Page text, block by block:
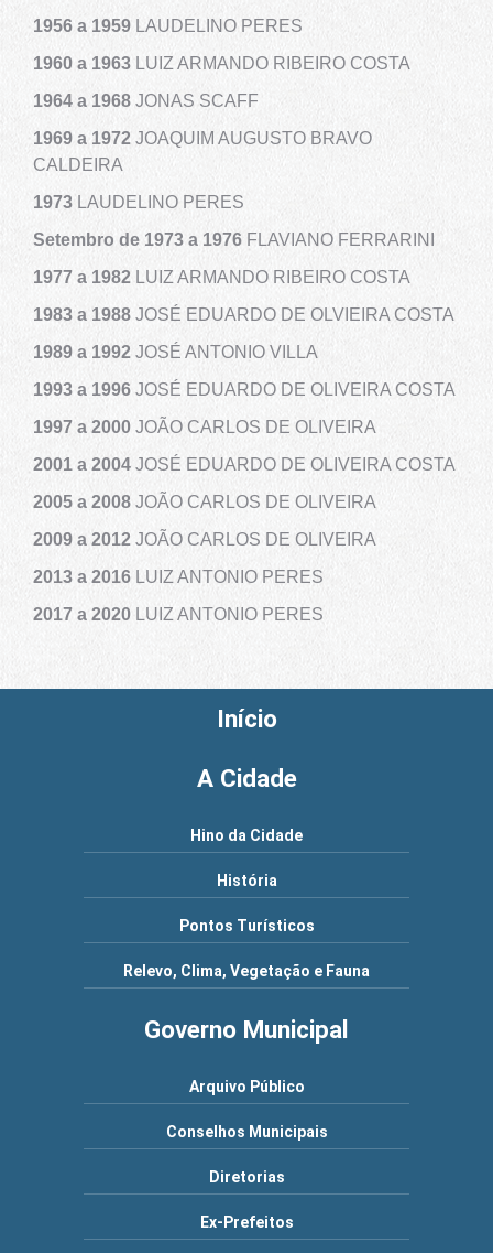
1956 a 1959 LAUDELINO PERES
1960 a 1963 LUIZ ARMANDO RIBEIRO COSTA
1964 a 1968 JONAS SCAFF
1969 a 1972 JOAQUIM AUGUSTO BRAVO
CALDEIRA
1973 LAUDELINO PERES
Setembro de 1973 a 1976 FLAVIANO FERRARINI
1977 a 1982 LUIZ ARMANDO RIBEIRO COSTA
1983 a 1988 JOSÉ EDUARDO DE OLVIEIRA COSTA
1989 a 1992 JOSÉ ANTONIO VILLA
1993 a 1996 JOSÉ EDUARDO DE OLIVEIRA COSTA
1997 a 2000 JOÃO CARLOS DE OLIVEIRA
2001 a 2004 JOSÉ EDUARDO DE OLIVEIRA COSTA
2005 a 2008 JOÃO CARLOS DE OLIVEIRA
2009 a 2012 JOÃO CARLOS DE OLIVEIRA
2013 a 2016 LUIZ ANTONIO PERES
2017 a 2020 LUIZ ANTONIO PERES
Início
A Cidade
Hino da Cidade
História
Pontos Turísticos
Relevo, Clima, Vegetação e Fauna
Governo Municipal
Arquivo Público
Conselhos Municipais
Diretorias
Ex-Prefeitos